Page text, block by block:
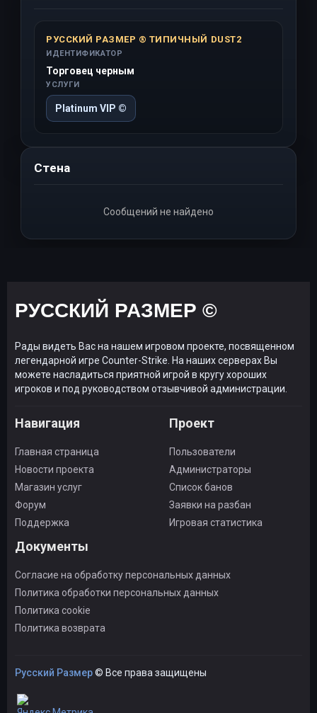
РУССКИЙ РАЗМЕР ® ТИПИЧНЫЙ DUST2
ИДЕНТИФИКАТОР
Торговец черным
УСЛУГИ
Platinum VIP ©
Стена
Сообщений не найдено
РУССКИЙ РАЗМЕР ©
Рады видеть Вас на нашем игровом проекте, посвященном
легендарной игре Counter-Strike. На наших серверах Вы
можете насладиться приятной игрой в кругу хороших
игроков и под руководством отзывчивой администрации.
Навигация
Главная страница
Новости проекта
Магазин услуг
Форум
Поддержка
Проект
Пользователи
Администраторы
Список банов
Заявки на разбан
Игровая статистика
Документы
Согласие на обработку персональных данных
Политика обработки персональных данных
Политика cookie
Политика возврата
Русский Размер© Все права защищены